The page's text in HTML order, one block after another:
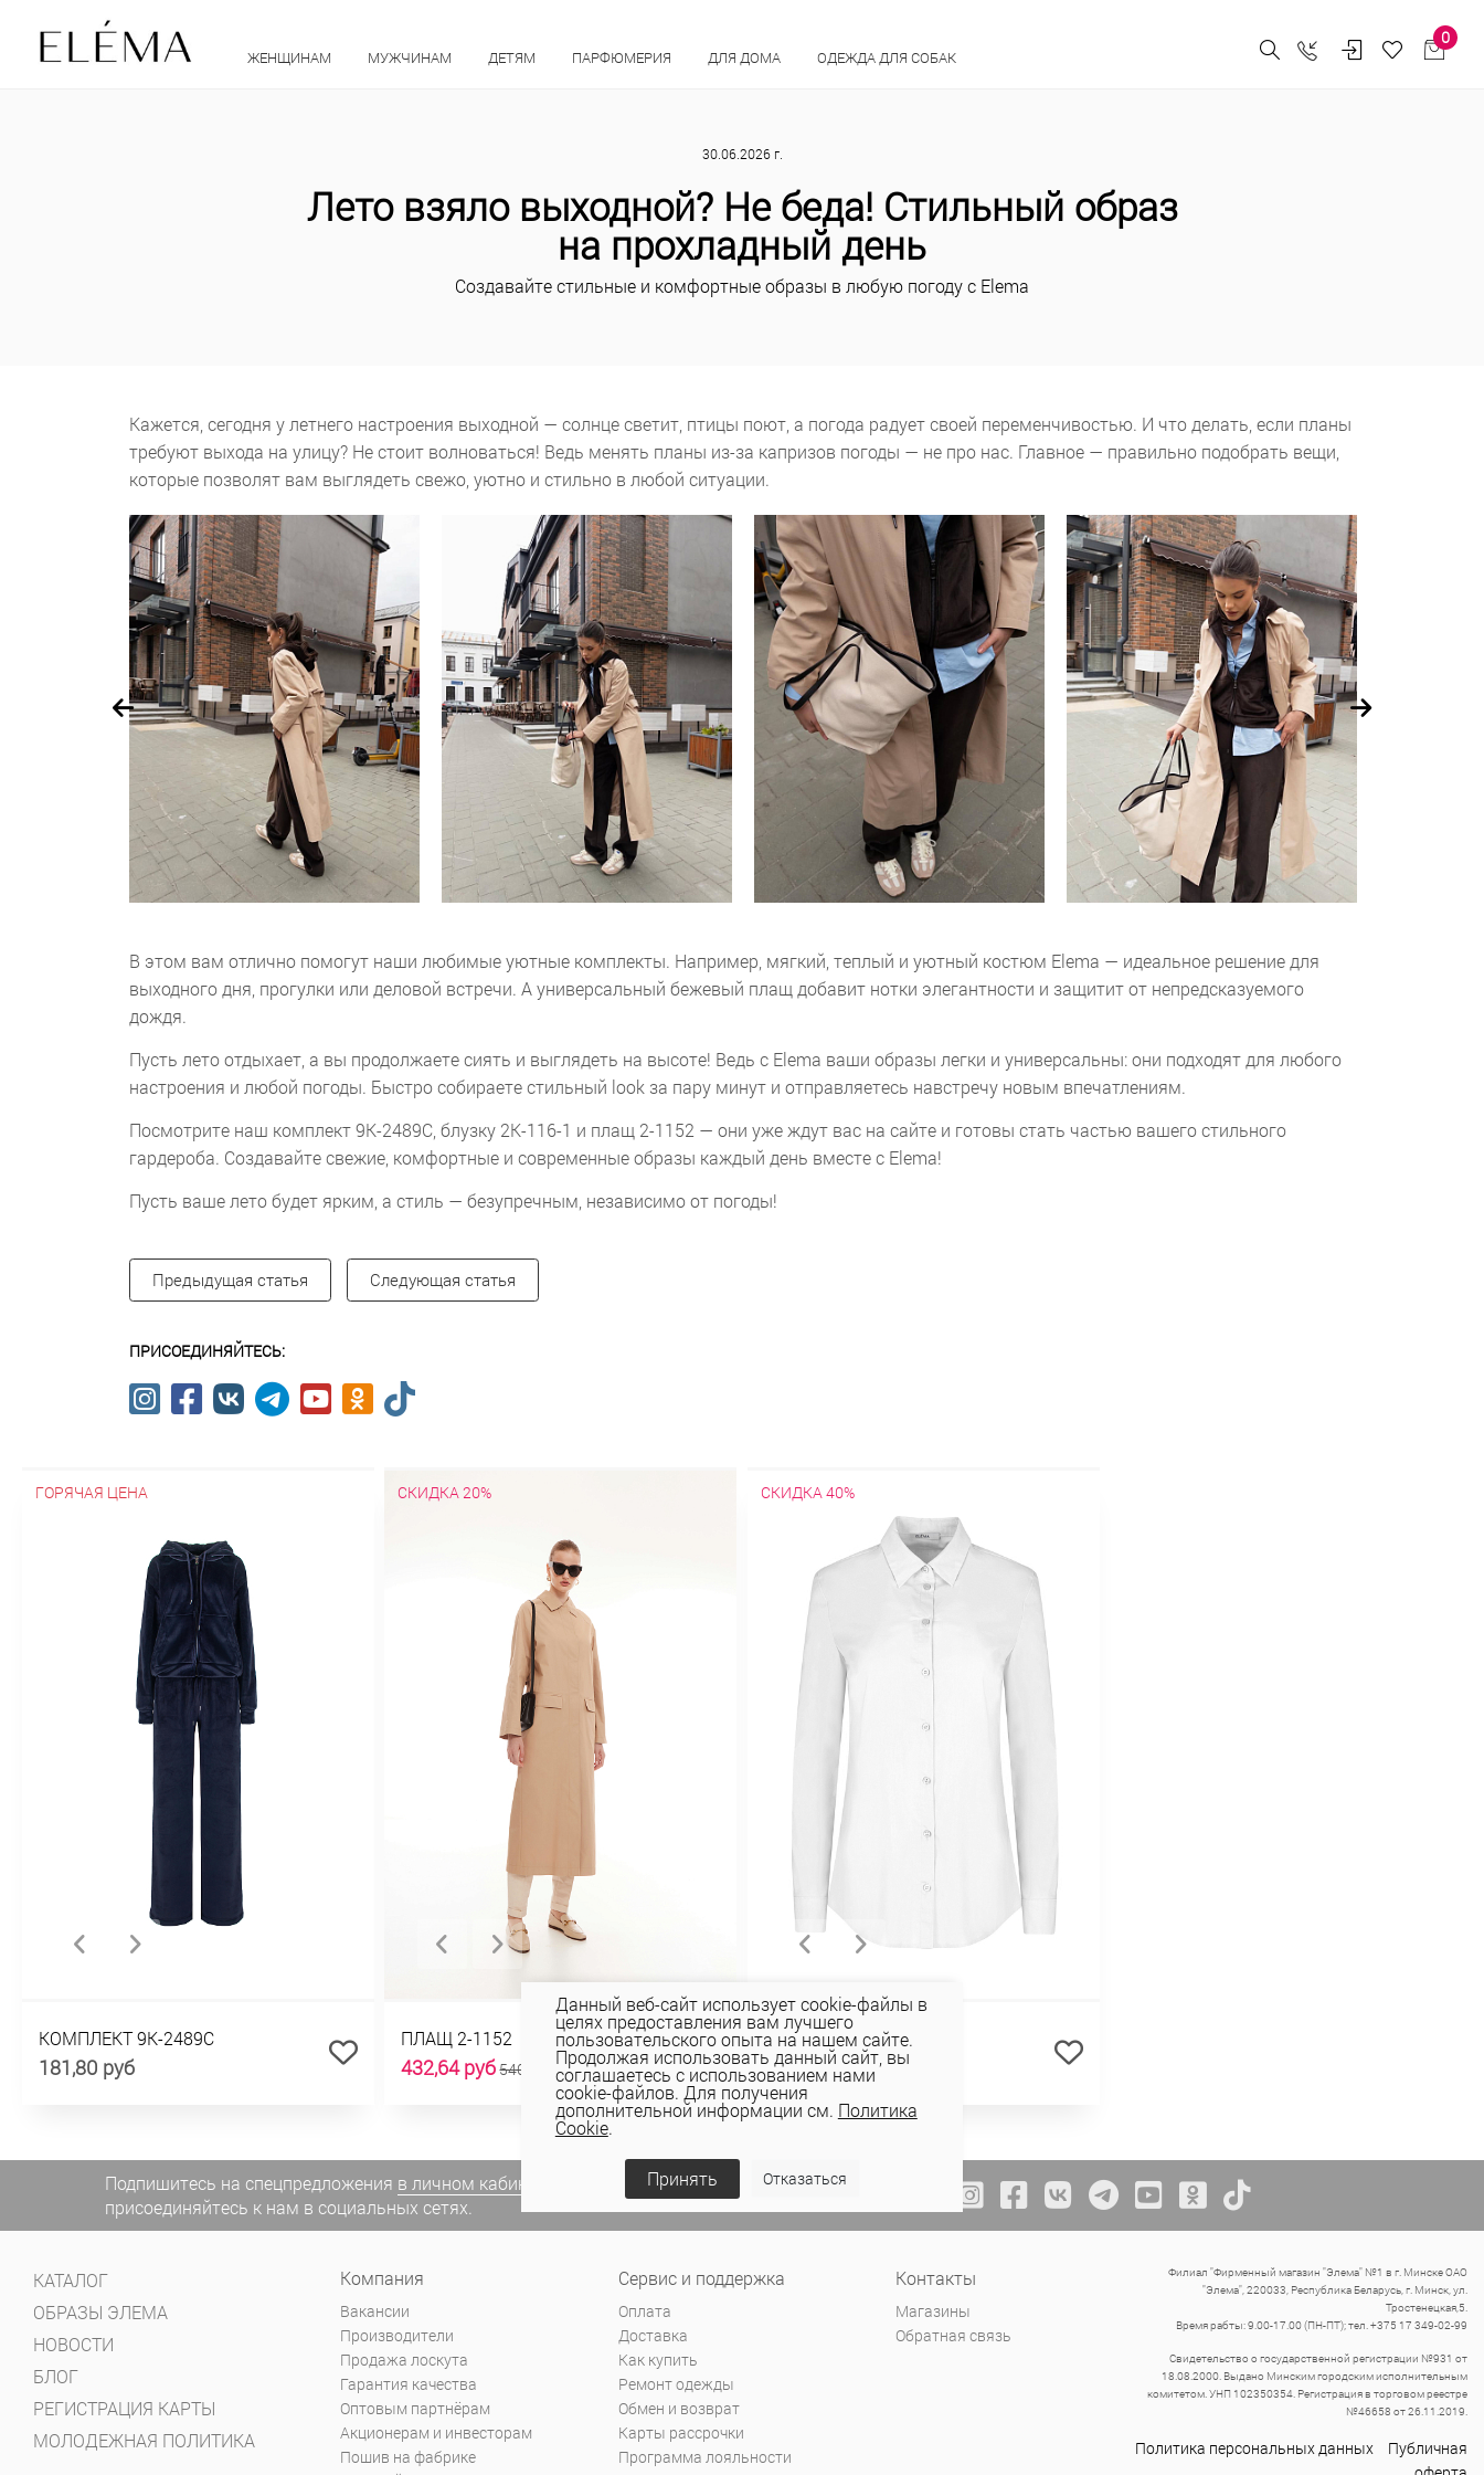
ЖЕНЩИНАМ МУЖЧИНАМ ДЕТЯМ ПАРФЮМЕРИЯ ДЛЯ ДОМА ОДЕЖДА ДЛЯ СОБАК
0
30.06.2026 г.
Лето взяло выходной? Не беда! Стильный образ
на прохладный день
Создавайте стильные и комфортные образы в любую погоду с Elema
Кажется, сегодня у летнего настроения выходной — солнце светит, птицы поют, а погода радует своей переменчивостью. И что делать, если планы
требуют выхода на улицу? Не стоит волноваться! Ведь менять планы из-за капризов погоды — не про нас. Главное — правильно подобрать вещи,
которые позволят вам выглядеть свежо, уютно и стильно в любой ситуации.
В этом вам отлично помогут наши любимые уютные комплекты. Например, мягкий, теплый и уютный костюм Elema — идеальное решение для
выходного дня, прогулки или деловой встречи. А универсальный бежевый плащ добавит нотки элегантности и защитит от непредсказуемого
дождя.
Пусть лето отдыхает, а вы продолжаете сиять и выглядеть на высоте! Ведь с Elema ваши образы легки и универсальны: они подходят для любого
настроения и любой погоды. Быстро собираете стильный look за пару минут и отправляетесь навстречу новым впечатлениям.
Посмотрите наш комплект 9К-2489С, блузку 2К-116-1 и плащ 2-1152 — они уже ждут вас на сайте и готовы стать частью вашего стильного
гардероба. Создавайте свежие, комфортные и современные образы каждый день вместе с Elema!
Пусть ваше лето будет ярким, а стиль — безупречным, независимо от погоды!
Предыдущая статья Следующая статья
ПРИСОЕДИНЯЙТЕСЬ:
ГОРЯЧАЯ ЦЕНА
КОМПЛЕКТ 9К-2489С
181,80 руб
СКИДКА 20%
ПЛАЩ 2-1152
432,64 руб540,80 руб
СКИДКА 40%
БЛУЗКА 2К-116-1
89,33 руб148,89 руб
Подпишитесь на спецпредложения в личном кабинете Elema
(email, viber) или
присоединяйтесь к нам в социальных сетях.
КАТАЛОГ
ОБРАЗЫ ЭЛЕМА
НОВОСТИ
БЛОГ
РЕГИСТРАЦИЯ КАРТЫ
МОЛОДЕЖНАЯ ПОЛИТИКА
Компания
Вакансии
Производители
Продажа лоскута
Гарантия качества
Оптовым партнёрам
Акционерам и инвесторам
Пошив на фабрике
Сервис и поддержка
Оплата
Доставка
Как купить
Ремонт одежды
Обмен и возврат
Карты рассрочки
Программа лояльности
Контакты
Магазины
Обратная связь
Филиал "Фирменный магазин "Элема" №1 в г. Минске ОАО
"Элема", 220033, Республика Беларусь, г. Минск, ул.
Тростенецкая,5.
Время рабты: 9.00-17.00 (ПН-ПТ); тел. +375 17 349-02-99
Свидетельство о государственной регистрации №931 от
18.08.2000. Выдано Минским городским исполнительным
комитетом. УНП 102350354. Регистрация в торговом реестре
№46658 от 26.11.2019.
Политика персональных данных
Публичная
Данный веб-сайт использует cookie-файлы в
целях предоставления вам лучшего
пользовательского опыта на нашем сайте.
Продолжая использовать данный сайт, вы
соглашаетесь с использованием нами
cookie-файлов. Для получения
дополнительной информации см. Политика
Cookie.
Принять Отказаться